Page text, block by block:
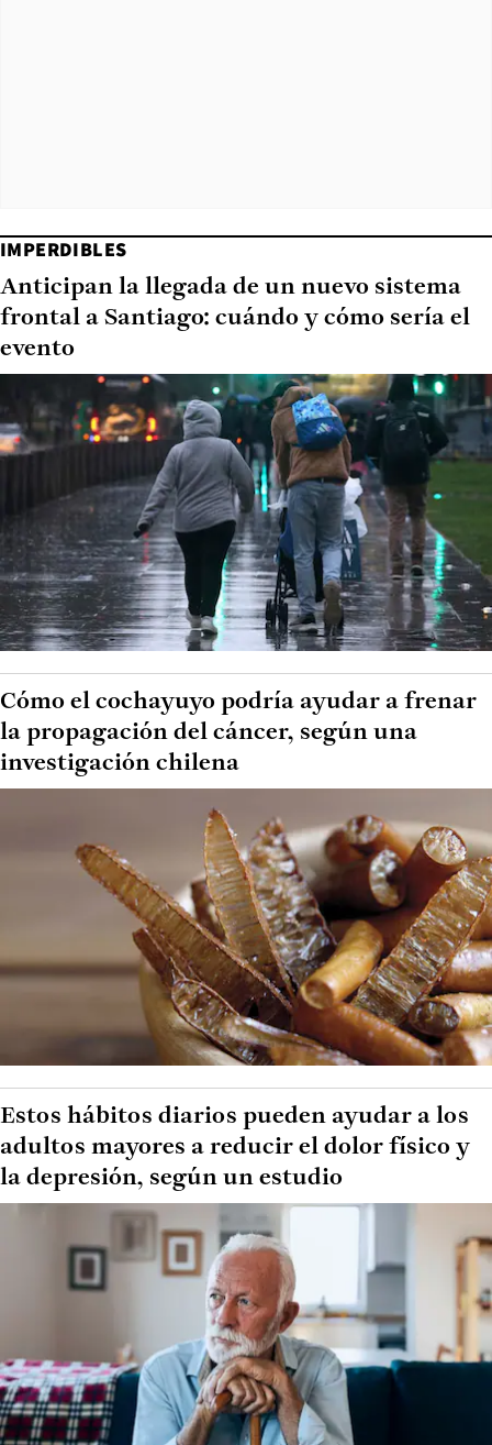
IMPERDIBLES
Anticipan la llegada de un nuevo sistema
frontal a Santiago: cuándo y cómo sería el
evento
Cómo el cochayuyo podría ayudar a frenar
la propagación del cáncer, según una
investigación chilena
Estos hábitos diarios pueden ayudar a los
adultos mayores a reducir el dolor físico y
la depresión, según un estudio